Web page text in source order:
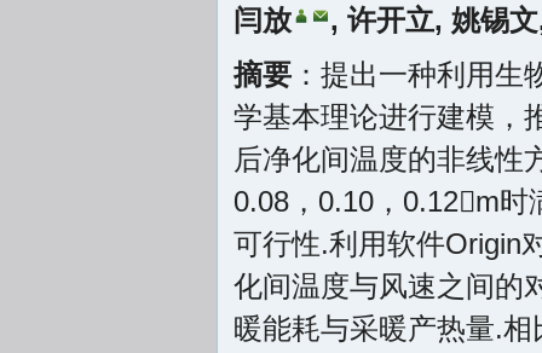
闫放 , 许开立, 姚锡文
摘要 ：提出一种利用
学基本理论进行建模，
后净化间温度的非线性
0.08，0.10，0.12m
可行性.利用软件Origin
化间温度与风速之间的
暖能耗与采暖产热量.